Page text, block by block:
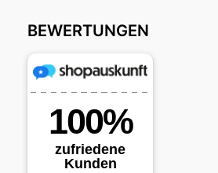
c
e
b
o
st
o
d
o
n
ai
l
le
n
BEWERTUNGEN